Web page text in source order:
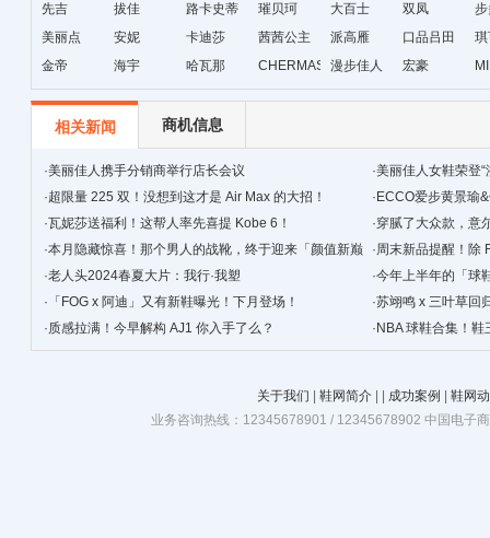
先吉
拔佳
路卡史蒂
芙
璀贝珂 大百士 双凤
美丽点
安妮 卡迪莎 茜茜公主 派高雁 口品吕田
金帝
海宇 哈瓦那 CHERMAS&KAETH
漫步佳人 宏豪
相关新闻 商机信息
·美丽佳人携手分销商举行店长会议 ·美丽佳人女鞋荣登“
·超限量 225 双！没想到这才是 Air Max 的大招！ · ECCO爱步黄景瑜
·瓦妮莎送福利！这帮人率先喜提 Kobe 6！ ·穿腻了大众款，‍‍意
·本月隐藏惊喜！那个男人的战靴，终于迎来「颜值新巅
峰」！
·周末新品提醒！除
·老人头2024春夏大片：我行·我塑 ·今年上半年的「球
简单！
· 「FOG x 阿迪」又有新鞋曝光！下月登场！ ·苏翊鸣 x 三叶草回
·质感拉满！今早解构 AJ1 你入手了么？ · NBA 球鞋合集！
关于我们 鞋网简介 成功案例
鞋网
业务咨询热线：12345678901 / 12345678902 中国电子